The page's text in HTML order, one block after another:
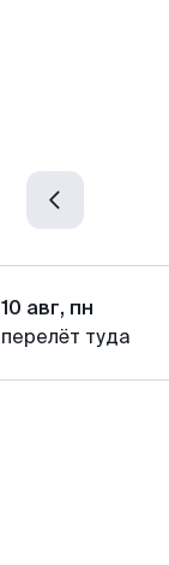
10 авг, пн
перелёт туда